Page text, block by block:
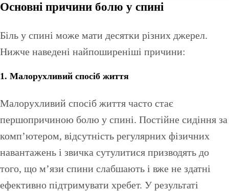
Основні причини болю у спині
Біль у спині може мати десятки різних джерел.
Нижче наведені найпоширеніші причини:
1. Малорухливий спосіб життя
Малорухливий спосіб життя часто стає
першопричиною болю у спині. Постійне сидіння за
комп’ютером, відсутність регулярних фізичних
навантажень і звичка сутулитися призводять до
того, що м’язи спини слабшають і вже не здатні
ефективно підтримувати хребет. У результаті